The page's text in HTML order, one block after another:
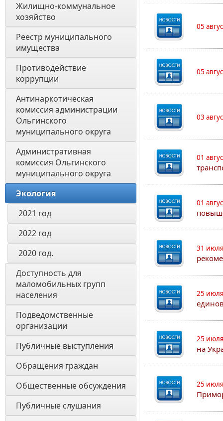
Жилищно-коммунальное
хозяйство
Реестр муниципального
имущества
Противодействие
коррупции
Антинаркотическая
комиссия администрации
Ольгинского
муниципального округа
Административная
комиссия Ольгинского
муниципального округа
Экология
2021 год
2022 год
2020 год.
Доступность для
маломобильных групп
населения
Подведомственные
организации
Публичные выступления
Обращения граждан
Общественные обсуждения
Публичные слушания
05
05
03
01
01
31
25
25
на
25